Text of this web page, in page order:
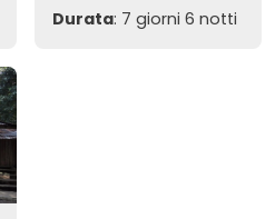
Durata: 7 giorni 6 notti